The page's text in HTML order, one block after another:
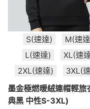
S(速達)
M(速
L(速達)
XL(速
2XL(速達)
3XL(
墨金極燃暖絨連帽輕旅
典黑 中性S-3XL)